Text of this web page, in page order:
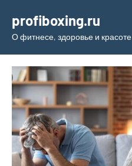
содержимому
profiboxing.ru
О фитнесе, здоровье и красоте